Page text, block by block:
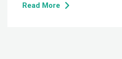
Read More